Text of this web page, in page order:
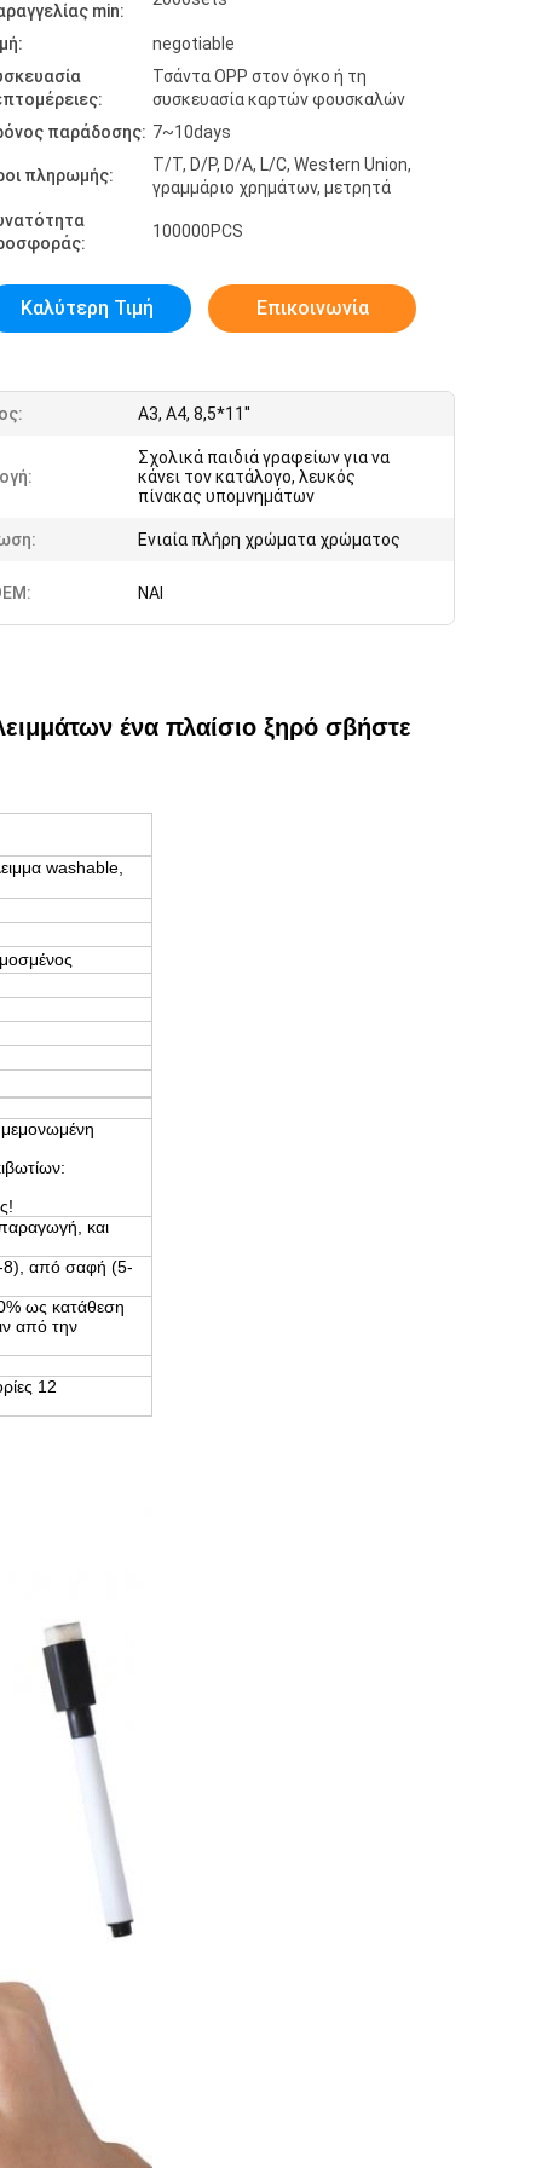
min:
negotiable
Τσάντα OPP στον όγκο ή τη
συσκευασία καρτών φουσκαλών
παράδοσης: 7~10days
πληρωμής:
T/T, D/P, D/A, L/C, Western Union,
γραμμάριο χρημάτων, μετρητά
100000PCS
Καλύτερη Τιμή Επικοινωνία
A3, A4, 8,5*11''
Σχολικά παιδιά γραφείων για να
κάνει τον κατάλογο, λευκός
πίνακας υπομνημάτων
Ενιαία πλήρη χρώματα χρώματος
ΝΑΙ
ένα πλαίσιο ξηρό σβήστε
washable,
και
8), από σαφή (5-
ως κατάθεση
από την
12